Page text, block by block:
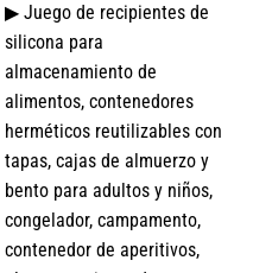
▶ Juego de recipientes de
silicona para
almacenamiento de
alimentos, contenedores
herméticos reutilizables con
tapas, cajas de almuerzo y
bento para adultos y niños,
congelador, campamento,
contenedor de aperitivos,